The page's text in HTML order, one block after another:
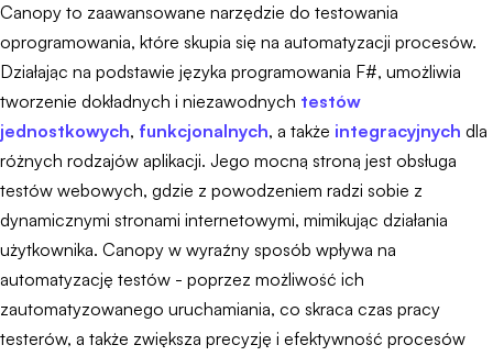
Canopy to zaawansowane narzędzie do testowania
oprogramowania, które skupia się na automatyzacji procesów.
Działając na podstawie języka programowania F#, umożliwia
tworzenie dokładnych i niezawodnych testów
jednostkowych, funkcjonalnych, a także integracyjnych dla
różnych rodzajów aplikacji. Jego mocną stroną jest obsługa
testów webowych, gdzie z powodzeniem radzi sobie z
dynamicznymi stronami internetowymi, mimikując działania
użytkownika. Canopy w wyraźny sposób wpływa na
automatyzację testów - poprzez możliwość ich
zautomatyzowanego uruchamiania, co skraca czas pracy
testerów, a także zwiększa precyzję i efektywność procesów